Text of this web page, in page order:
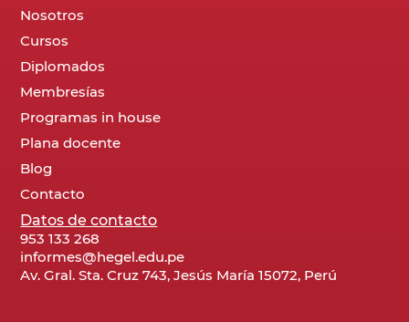
Nosotros
Cursos
Diplomados
Membresías
Programas in house
Plana docente
Blog
Contacto
Datos de contacto
953 133 268
informes@hegel.edu.pe
Av. Gral. Sta. Cruz 743, Jesús María 15072, Perú